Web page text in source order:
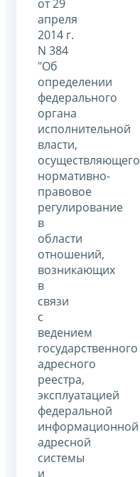
от 29
апреля
2014 г.
N 384
"Об
определении
федерального
органа
исполнительной
власти,
осуществляющего
нормативно-
правовое
регулирование
в
области
отношений,
возникающих
в
связи
с
ведением
государственного
адресного
реестра,
эксплуатацией
федеральной
информационной
адресной
системы
и